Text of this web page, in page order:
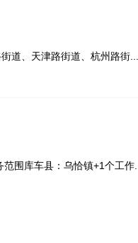
道、天津路街道、杭州路街...
围库车县：乌恰镇+1个工作...